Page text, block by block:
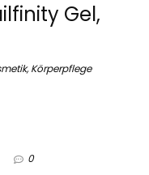
Gel,
Körperpflege
0